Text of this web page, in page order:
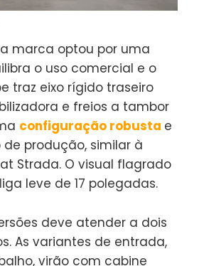
marca optou por uma
o uso comercial e o
traz eixo rígido traseiro
e freios a tambor
configuração robusta e
produção, similar à
Strada. O visual flagrado
leve de 17 polegadas.
deve atender a dois
As variantes de entrada,
virão com cabine